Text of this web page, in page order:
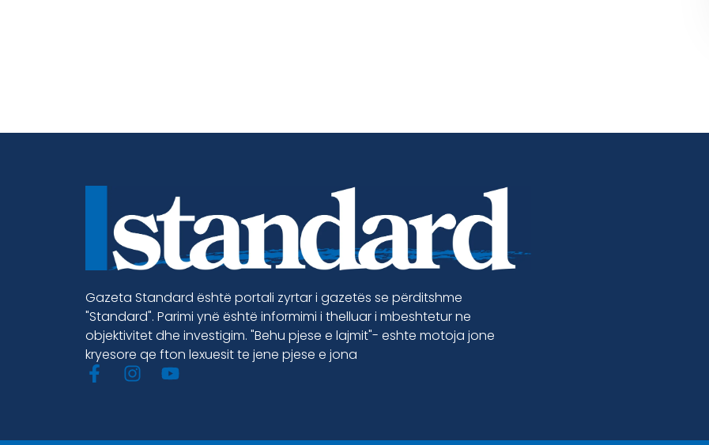
Gazeta Standard është portali zyrtar i gazetës se përditshme
"Standard". Parimi ynë është informimi i thelluar i mbeshtetur ne
objektivitet dhe investigim. "Behu pjese e lajmit"- eshte motoja jone
kryesore qe fton lexuesit te jene pjese e jona